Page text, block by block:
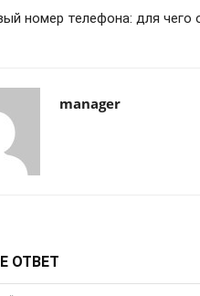
номер телефона: для чего
manager
ОТВЕТ